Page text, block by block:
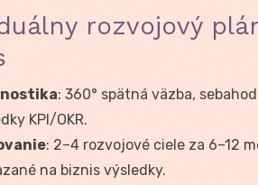
rozvojový
: 360° spätná väzba,
KPI/OKR.
: 2–4 rozvojové ciele za 6–12
na biznis výsledky.